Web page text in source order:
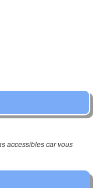
accessibles car vous